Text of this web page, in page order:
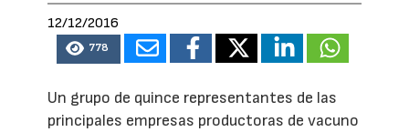
12/12/2016
778
Un grupo de quince representantes de las
principales empresas productoras de vacuno